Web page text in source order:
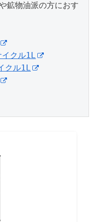
鉱物油派の方におす
クル1L
クル1L